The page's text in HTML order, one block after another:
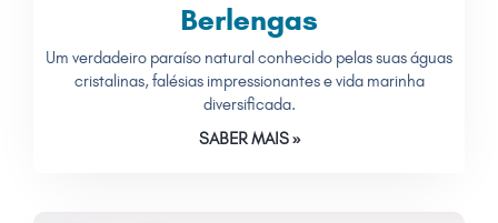
Berlengas
Um verdadeiro paraíso natural conhecido pelas suas águas
cristalinas, falésias impressionantes e vida marinha
diversificada.
SABER MAIS »